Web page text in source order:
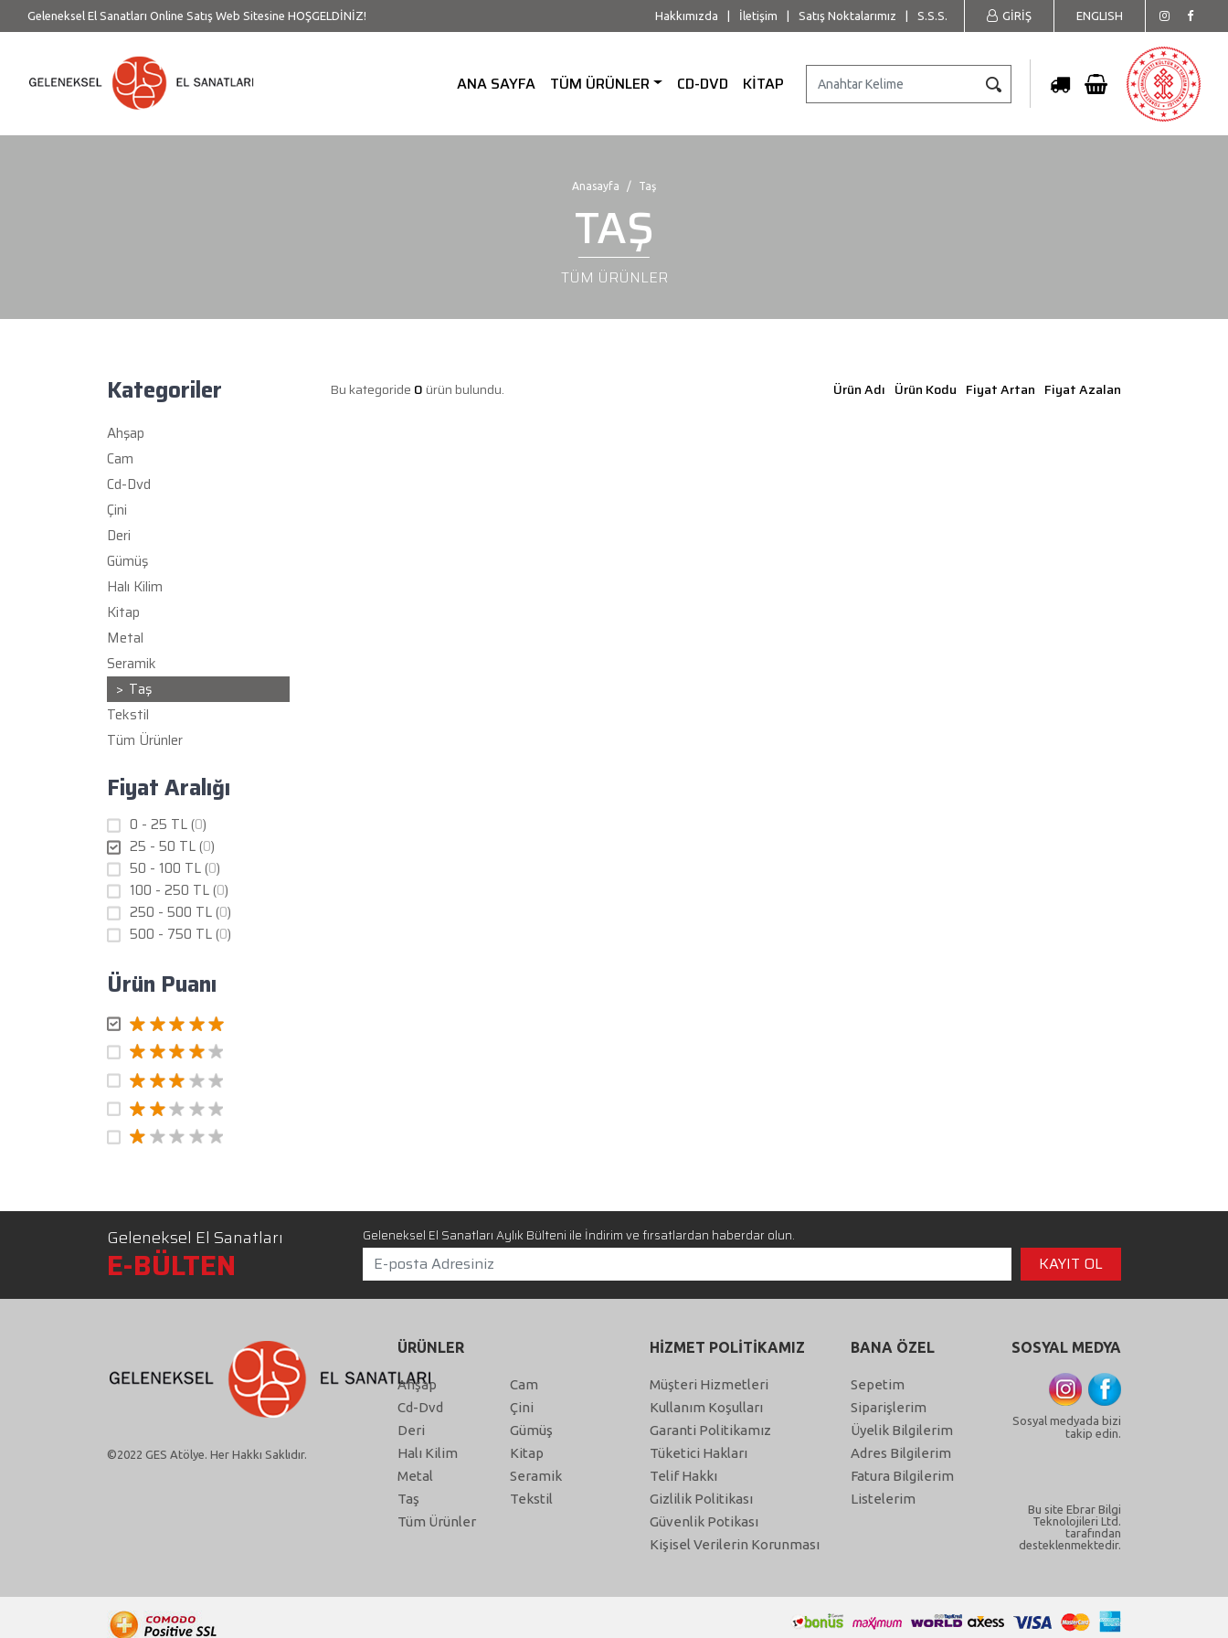
Geleneksel El Sanatları Online Satış Web Sitesine HOŞGELDİNİZ! ENGLISH
GİRİŞ
Hakkımızda İletişim Satış Noktalarımız S.S.S.
ANA SAYFA TÜM ÜRÜNLER CD-DVD KİTAP
Anasayfa Taş
TAŞ
TÜM ÜRÜNLER
Kategoriler
Ahşap
Cam
Cd-Dvd
Çini
Deri
Gümüş
Halı Kilim
Kitap
Metal
Seramik
Taş
Tekstil
Tüm Ürünler
Fiyat Aralığı
0 - 25 TL (0)
25 - 50 TL (0)
50 - 100 TL (0)
100 - 250 TL (0)
250 - 500 TL (0)
500 - 750 TL (0)
Ürün Puanı
Bu kategoride 0ürün bulundu. Ürün Adı Ürün Kodu Fiyat Artan Fiyat Azalan
Geleneksel El Sanatları
E-BÜLTEN
Geleneksel El Sanatları Aylık Bülteni ile İndirim ve fırsatlardan haberdar olun.
©2022 GES Atölye. Her Hakkı Saklıdır.
ÜRÜNLER
Ahşap
Cam
Cd-Dvd
Çini
Deri
Gümüş
Halı Kilim
Kitap
Metal
Seramik
Taş
Tekstil
Tüm Ürünler
HİZMET POLİTİKAMIZ
Müşteri Hizmetleri
Kullanım Koşulları
Garanti Politikamız
Tüketici Hakları
Telif Hakkı
Gizlilik Politikası
Güvenlik Potikası
Kişisel Verilerin Korunması
BANA ÖZEL
Sepetim
Siparişlerim
Üyelik Bilgilerim
Adres Bilgilerim
Fatura Bilgilerim
Listelerim
SOSYAL MEDYA
Sosyal medyada bizi
takip edin.
Bu site Ebrar Bilgi
Teknolojileri Ltd.
tarafından
desteklenmektedir.